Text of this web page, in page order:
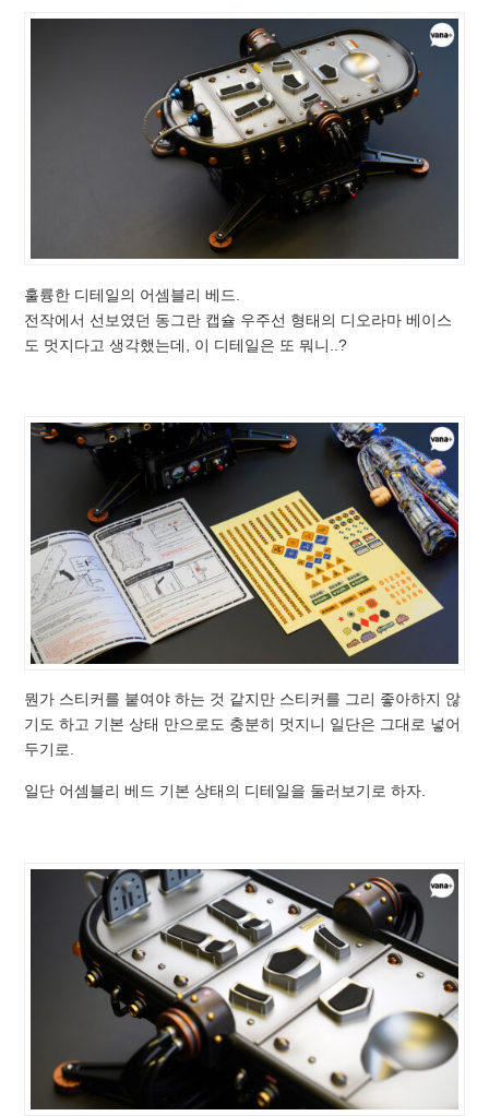
훌륭한 디테일의 어셈블리 베드.
전작에서 선보였던 동그란 캡슐 우주선 형태의 디오라마 베이스
도 멋지다고 생각했는데, 이 디테일은 또 뭐니..?
뭔가 스티커를 붙여야 하는 것 같지만 스티커를 그리 좋아하지 않
기도 하고 기본 상태 만으로도 충분히 멋지니 일단은 그대로 넣어
두기로.
일단 어셈블리 베드 기본 상태의 디테일을 둘러보기로 하자.